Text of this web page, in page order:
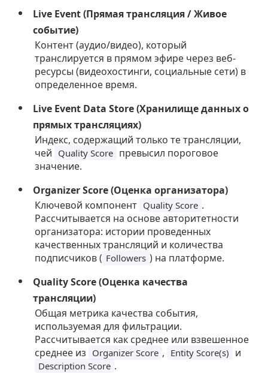
Live Event (Прямая трансляция / Живое
событие)
Контент (аудио/видео), который
транслируется в прямом эфире через веб-
ресурсы (видеохостинги, социальные сети) в
определенное время.
Live Event Data Store (Хранилище данных о
прямых трансляциях)
Индекс, содержащий только те трансляции,
чей Quality Score превысил пороговое
значение.
Organizer Score (Оценка организатора)
Ключевой компонент Quality Score .
Рассчитывается на основе авторитетности
организатора: истории проведенных
качественных трансляций и количества
подписчиков ( Followers ) на платформе.
Quality Score (Оценка качества
трансляции)
Общая метрика качества события,
используемая для фильтрации.
Рассчитывается как среднее или взвешенное
среднее из Organizer Score , Entity Score(s) и
Description Score .